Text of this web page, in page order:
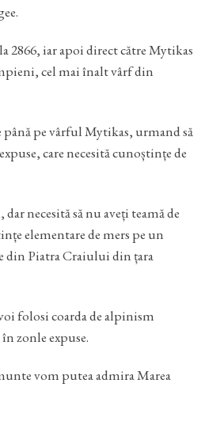
2866, iar apoi direct către Mytikas
cel mai înalt vârf din
până pe vârful Mytikas, urmand să
care necesită cunoștințe de
necesită să nu aveți teamă de
elementare de mers pe un
din Piatra Craiului din țara
folosi coarda de alpinism
zonle expuse.
vom putea admira Marea